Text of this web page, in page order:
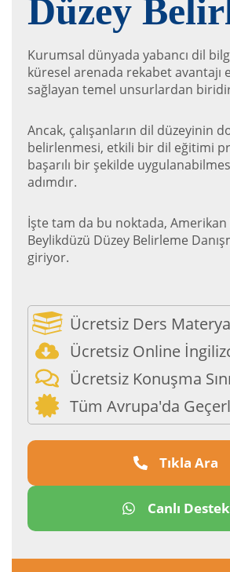
Düzey
Kurumsal dünyada yabancı dil
küresel arenada rekabet avantajı
sağlayan temel unsurlardan
Ancak, çalışanların dil düzeyinin
belirlenmesi, etkili bir dil eğitimi
başarılı bir şekilde
adımdır.
İşte tam da bu noktada,
Beylikdüzü Düzey Belirleme
giriyor.
Ücretsiz Ders
Ücretsiz Online
Ücretsiz Konuşma
Tüm Avrupa'da
Tıkla Ara
Canlı Destek